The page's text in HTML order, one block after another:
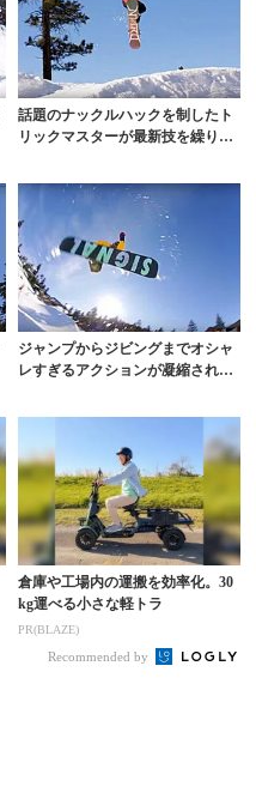
話題のナックルハックを制したト
リックマスターが最新技を繰り出
ジャンプからジビングまでオシャ
レすぎるアクションが凝縮された
倉庫や工場内の運搬を効率化。30
kg運べる小さな軽トラ
PR(BLAZE)
Recommended by